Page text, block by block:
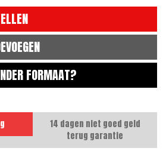
FORMAAT?
14 dagen niet goed geld
terug garantie